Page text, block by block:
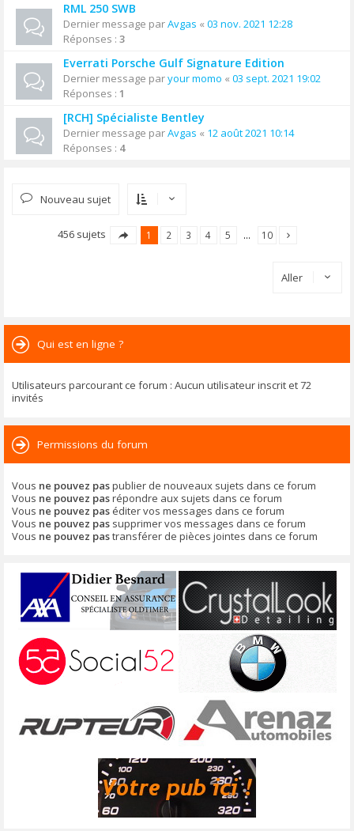
RML 250 SWB
Dernier message parAvgas « 03 nov. 2021 12:28
Réponses : 3
Everrati Porsche Gulf Signature Edition
Dernier message paryour momo « 03 sept. 2021 19:02
Réponses : 1
[RCH] Spécialiste Bentley
Dernier message parAvgas « 12 août 2021 10:14
Réponses : 4
Nouveau sujet
456 sujets 1 2 3 4 5 … 10
Aller
Qui est en ligne ?
Utilisateurs parcourant ce forum : Aucun utilisateur inscrit et 72
invités
Permissions du forum
Vous ne pouvez paspublier de nouveaux sujets dans ce forum
Vous ne pouvez pasrépondre aux sujets dans ce forum
Vous ne pouvez pas éditer vos messages dans ce forum
Vous ne pouvez pas supprimer vos messages dans ce forum
Vous ne pouvez pastransférer de pièces jointes dans ce forum